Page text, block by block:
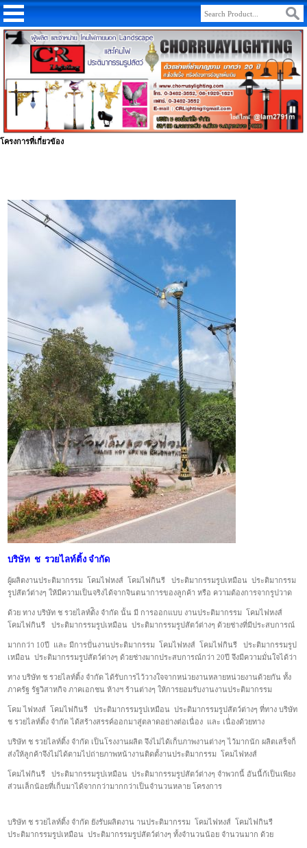
โครงการที่เกี่ยวข้อง
บริษัท ช รวยไลท์ติ้ง จำกัด
ผู้ผลิตงานประติมากรรม โคมไฟหงส์ โคมไฟกินรี ประติมากรรมรูปเหมือน ประติมากรรม
รูปสัตว์ต่างๆ ให้มีความเป็นจริงได้จากจินตนาการของลูกค้า หรือ ความต้องการจากรูปวาด
ด้วย ทาง บริษัท ช รวยไลท์ต้ิง จำกัด นั้น มี การออกแบบ งานประติมากรรม โคมไฟหงส์
โคมไฟกินรี ประติมากรรมรูปเหมือน ประติมากรรมรูปสัตว์ต่างๆ ด้วยช่างที่มีประสบการณ์
มากกว่า 10ปี และ มีการปั่นงานประติมากรรม โคมไฟหงส์ โคมไฟกินรี ประติมากรรมรูป
เหมือน ประติมากรรมรูปสัตว์ต่างๆ ด้วยช่างมากประสบการณ์กว่า 20ปี จึงมีความมั่นใจได้ว่า
ทาง บริษัท ช รวยไลท์ติ้ง จำกัด ได้รับการไว้วางใจจากหน่วยงานหลายหน่วยงานด้วยกัน ทั้ง
ภาครัฐ รัฐวิสาหกิจ ภาคเอกชน ห้างฯ ร้านต่างๆ ให้การยอมรับงานงานประติมากรรม
โคม ไฟหงส์ โคมไฟกินรี ประติมากรรมรูปเหมือน ประติมากรรมรูปสัตว์ต่างๆ ที่ทาง บริษัท
ช รวยไลท์ติ้ง จำกัด ได้สร้างสรรค์ออกมาสู่ตลาดอย่างต่อเนื่อง และ เนื่่องด้วยทาง
บริษัท ช รวยไลท์ติ้ง จำกัด เป็นโรงงานผลิต จึงไม่ได้เก็บภาพงานต่างๆ ไว้มากนัก ผลิตเสร็จก็
ส่งให้ลูกค้าจึงไม่ได้ตามไปถ่ายภาพหน้างานติดตั้งานประติมากรรม โคมไฟหงส์
โคมไฟกินรี ประติมากรรมรูปเหมือน ประติมากรรมรูปสัตว์ต่างๆ จำพวกนี้ อันนี้ก้เป็นเพียง
ส่วนเล็กน้อยที่เก็บมาได้จากกว่ามากกว่าเป็นจำนวนหลาย โครงการ
บริษัท ช รวยไลท์ติ้ง จำกัด ยังรับผลิตงาน านประติมากรรม โคมไฟหงส์ โคมไฟกินรี
ประติมากรรมรูปเหมือน ประติมากรรมรูปสัตว์ต่างๆ ทั้งจำนวนน้อย จำนวนมาก ด้วย